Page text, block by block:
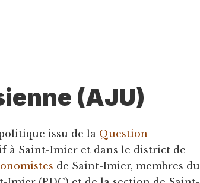
(AJU)
issu de la Question
à Saint-Imier et dans le district de
de Saint-Imier, membres du